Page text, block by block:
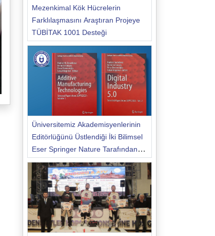
Mezenkimal Kök Hücrelerin
Farklılaşmasını Araştıran Projeye
TÜBİTAK 1001 Desteği
Üniversitemiz Akademisyenlerinin
Editörlüğünü Üstlendiği İki Bilimsel
Eser Springer Nature Tarafından
Yayımlandı